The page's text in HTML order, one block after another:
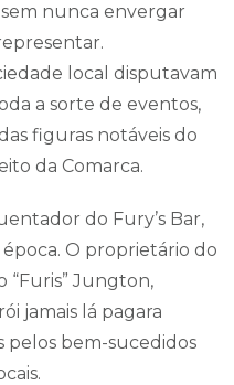
nunca envergar
local disputavam
a sorte de eventos,
figuras notáveis do
da Comarca.
do Fury’s Bar,
O proprietário do
“Furis” Jungton,
jamais lá pagara
pelos bem-sucedidos